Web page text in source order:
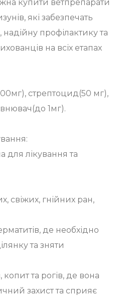
купити ветпрепарати
які забезпечать
профілактику та
на всіх етапах
стрептоцид(50 мг),
1мг).
лікування та
свіжих, гнійних ран,
де необхідно
та зняти
копит та рогів, де вона
захист та сприяє